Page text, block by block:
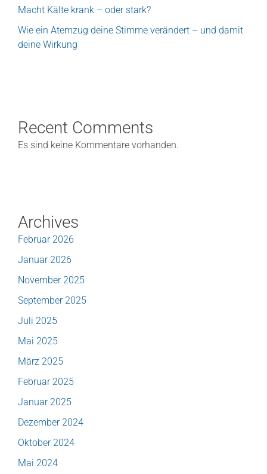
Macht Kälte krank – oder stark?
Wie ein Atemzug deine Stimme verändert – und damit
deine Wirkung
Recent Comments
Es sind keine Kommentare vorhanden.
Archives
Februar 2026
Januar 2026
November 2025
September 2025
Juli 2025
Mai 2025
März 2025
Februar 2025
Januar 2025
Dezember 2024
Oktober 2024
Mai 2024